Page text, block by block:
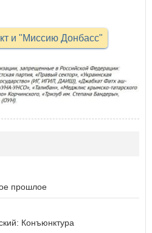
и "Миссию Донбасс"
прошлое
Конъюнктура